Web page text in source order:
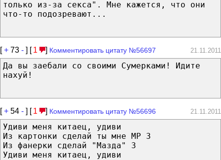
только из-за секса". Мне кажется, что они
что-то подозревают...
[+ 73 - ] [ 1 ] Комментировать цитату №56697 21.11.2011
Да вы заебали со своими Сумерками! Идите
нахуй!
[+ 54 - ] [ 1 ] Комментировать цитату №56696 21.11.2011
Удиви меня китаец, удиви
Из картонки сделай ты мне MP 3
Из фанерки сделай "Мазда" 3
Удиви меня китаец, удиви